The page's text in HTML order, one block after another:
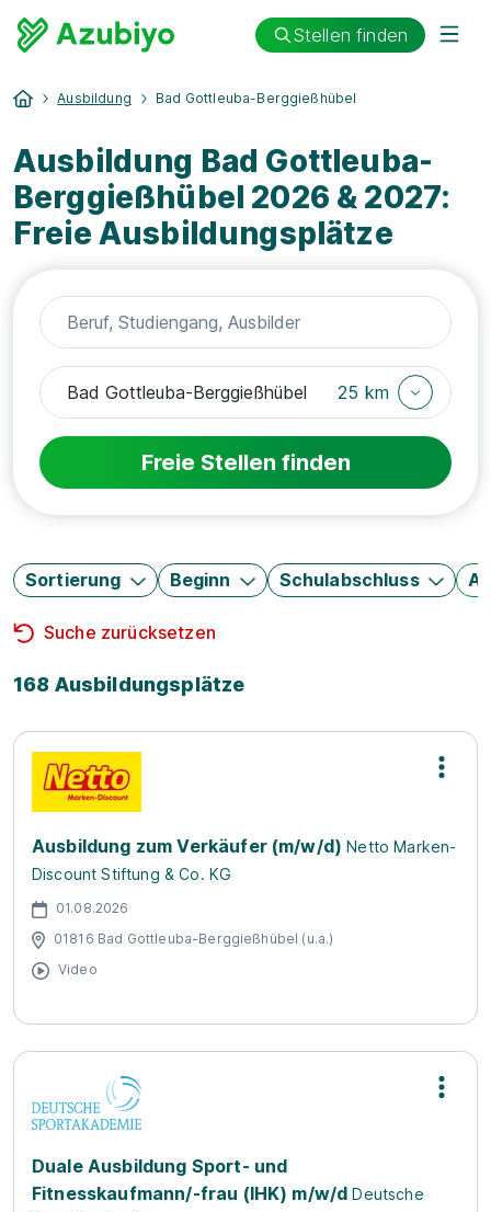
Stellen finden
Ausbildung Bad Gottleuba-Berggießhübel
Ausbildung Bad Gottleuba-
Berggießhübel 2026 & 2027:
Freie Ausbildungsplätze
25 km
Freie Stellen finden
Sortierung Beginn Schulabschluss
Suche zurücksetzen
168 Ausbildungsplätze
Ausbildung zum Verkäufer (m/w/d) Netto Marken-
Discount Stiftung & Co. KG
01.08.2026
01816 Bad Gottleuba-Berggießhübel (u.a.)
Video
Duale Ausbildung Sport- und
Fitnesskaufmann/-frau (IHK) m/w/d Deutsche